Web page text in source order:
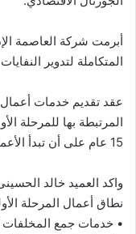
أبرمت شركة العاصمة
المتكاملة لتدوير النفايات
عقد تقديم خدمات أعمال
المرتبطة بها للمرحلة
15 عام على أن تبدأ الأعمال التنفيذية من تاريخ 1/3/2021.
واكد العميد خالد
نطاق أعمال المرحلة
• خدمات جمع المخلفات